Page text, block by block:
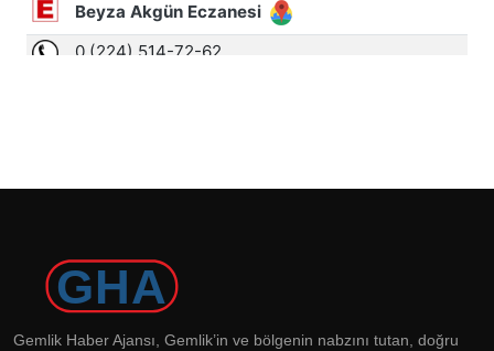
Gemlik Haber Ajansı, Gemlik’in ve bölgenin nabzını tutan, doğru